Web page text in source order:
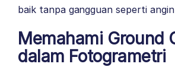
baik tanpa gangguan seperti
Memahami Ground
dalam Fotogrametri